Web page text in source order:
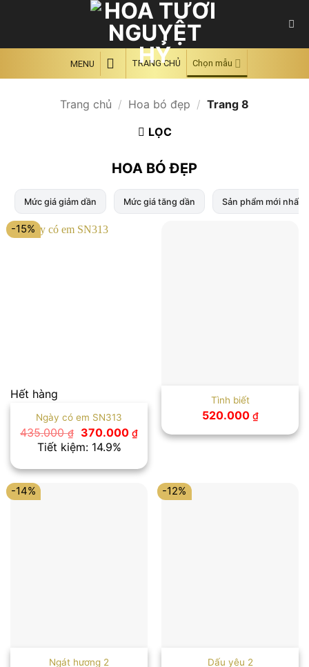
MENU TRANG CHỦ Chọn mẫu
Trang chủ / Hoa bó đẹp / Trang 8
LỌC
HOA BÓ ĐẸP
Mức giá giảm dần Mức giá tăng dần Sản phẩm mới nhất
-15%
Hết hàng
Ngày có em SN313
435.000₫
Giá
gốc
là:
370.000 ₫Giá
hiện
là:
370.000 ₫.
Tiết kiệm: 14.9%
Tình biết
520.000 ₫
-14%
Ngát hương 2
-12%
Dấu yêu 2